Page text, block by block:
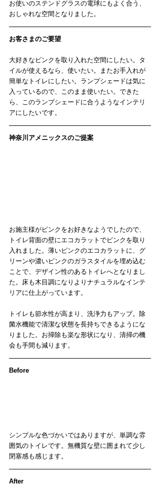
お使いのステンドグラスの電球にもよく合う、
おしゃれな空間となりました。
お客さまのご要望
大好きなピンクを取り入れた空間にしたい。タ
イルが使えるなら、使いたい。またお手入れが
簡単なトイレにしたい。ランプシェードは気に
入っているので、このまま使いたい。できた
ら、このランプシェードに合うようなインテリ
アにしたいです。
神奈川アメニックスのご提案
お施主様がピンクをお好きなようでしたので、
トイレ背面の壁にエコカラットでピンクを取り
入れました。薄いピンクのエコカラットに、グ
リーンや濃いピンクのガラスタイルを埋め込む
ことで、デザイン性のあるトイレへとなりまし
た。床も木目調になりよりナチュラルなインテ
リアに仕上がっています。
トイレも節水性が高まり、洗浄力もアップ。除
菌水機能で清潔な状態を長持ちできるようにな
りました。お掃除も楽な形状になり、清掃の機
会も手間も減ります。
Before
シンプルな色づかいではありますが、単調な雰
囲気のトイレです。無機質な壁に囲まれて少し
閉塞感も感じます。
After